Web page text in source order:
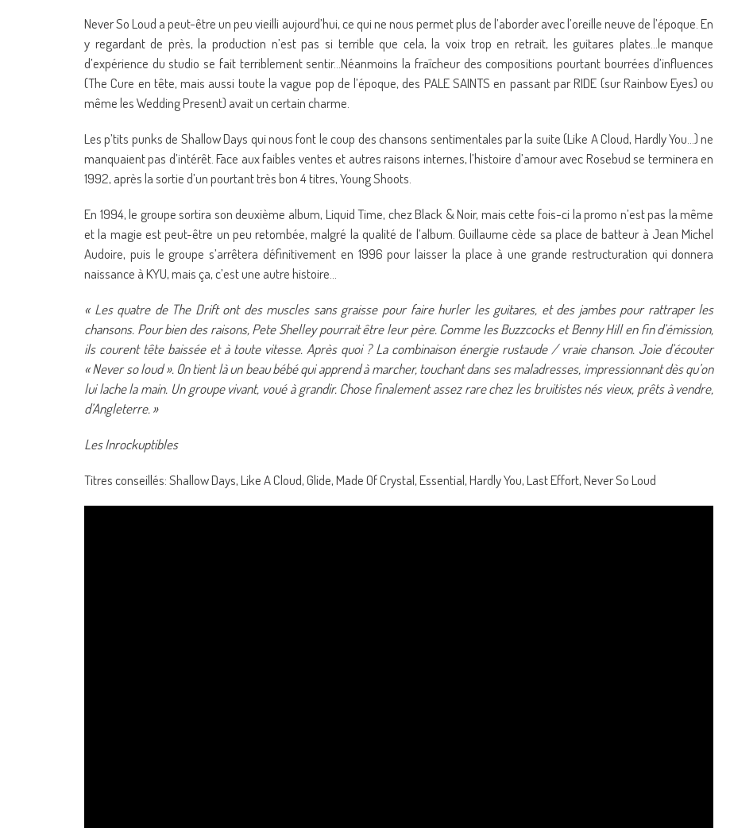
Never So Loud a peut-être un peu vieilli aujourd’hui, ce qui ne nous permet plus de l’aborder avec l’oreille neuve de l’époque. En
y regardant de près, la production n’est pas si terrible que cela, la voix trop en retrait, les guitares plates…le manque
d’expérience du studio se fait terriblement sentir…Néanmoins la fraîcheur des compositions pourtant bourrées d’influences
(The Cure en tête, mais aussi toute la vague pop de l’époque, des PALE SAINTS en passant par RIDE (sur Rainbow Eyes) ou
même les Wedding Present) avait un certain charme.
Les p’tits punks de Shallow Days qui nous font le coup des chansons sentimentales par la suite (Like A Cloud, Hardly You…) ne
manquaient pas d’intérêt. Face aux faibles ventes et autres raisons internes, l’histoire d’amour avec Rosebud se terminera en
1992, après la sortie d’un pourtant très bon 4 titres, Young Shoots.
En 1994, le groupe sortira son deuxième album, Liquid Time, chez Black & Noir, mais cette fois-ci la promo n’est pas la même
et la magie est peut-être un peu retombée, malgré la qualité de l’album. Guillaume cède sa place de batteur à Jean Michel
Audoire, puis le groupe s’arrêtera définitivement en 1996 pour laisser la place à une grande restructuration qui donnera
naissance à KYU, mais ça, c’est une autre histoire…
« Les quatre de The Drift ont des muscles sans graisse pour faire hurler les guitares, et des jambes pour rattraper les
chansons. Pour bien des raisons, Pete Shelley pourrait être leur père. Comme les Buzzcocks et Benny Hill en fin d’émission,
ils courent tête baissée et à toute vitesse. Après quoi ? La combinaison énergie rustaude / vraie chanson. Joie d’écouter
« Never so loud ». On tient là un beau bébé qui apprend à marcher, touchant dans ses maladresses, impressionnant dès qu’on
lui lache la main. Un groupe vivant, voué à grandir. Chose finalement assez rare chez les bruitistes nés vieux, prêts à vendre,
d’Angleterre. »
Les Inrockuptibles
Titres conseillés: Shallow Days, Like A Cloud, Glide, Made Of Crystal, Essential, Hardly You, Last Effort, Never So Loud